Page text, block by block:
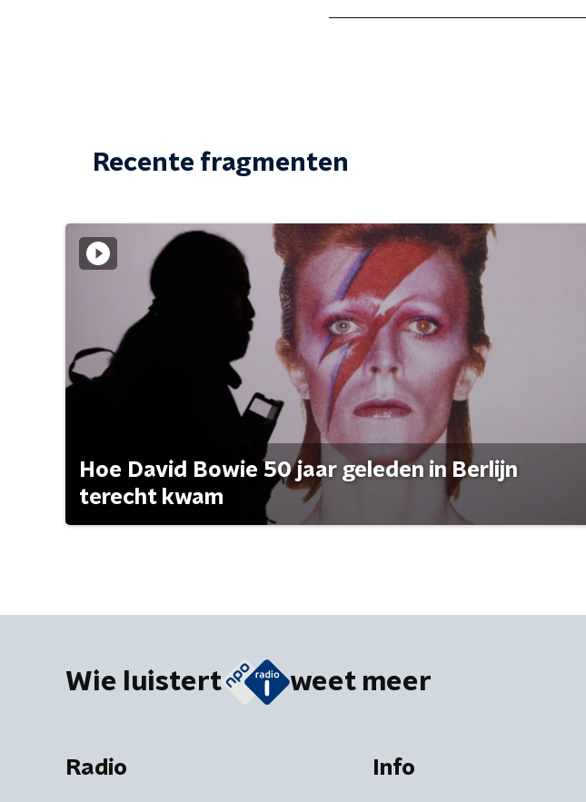
Recente fragmenten
Hoe David Bowie 50 jaar geleden in Berlijn
terecht kwam
Wie luistert weet meer
Radio Info